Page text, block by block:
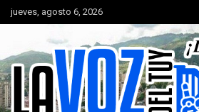
Saltar
al
jueves, agosto 6, 2026